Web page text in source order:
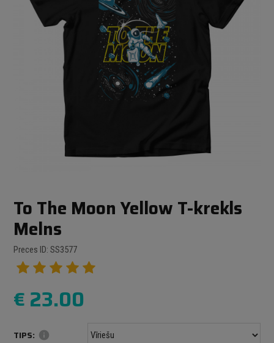
To The Moon Yellow T-krekls
Melns
Preces ID: SS3577
€ 23.00
TIPS: info